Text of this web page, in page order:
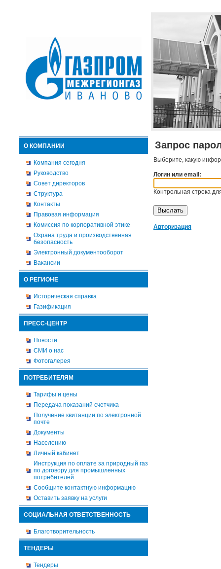
О КОМПАНИИ
Компания сегодня
Руководство
Совет директоров
Структура
Контакты
Правовая информация
Комиссия по корпоративной этике
Охрана труда и производственная
безопасность
Электронный документооборот
Вакансии
О РЕГИОНЕ
Историческая справка
Газификация
ПРЕСС-ЦЕНТР
Новости
СМИ о нас
Фотогалерея
ПОТРЕБИТЕЛЯМ
Тарифы и цены
Передача показаний счетчика
Получение квитанции по электронной
почте
Документы
Населению
Личный кабинет
Инструкция по оплате за природный газ
по договору для промышленных
потребителей
Сообщите контактную информацию
Оставить заявку на услуги
СОЦИАЛЬНАЯ ОТВЕТСТВЕННОСТЬ
Благотворительность
ТЕНДЕРЫ
Тендеры
Запрос
Выберите, какую
Логин или email:
Контрольная строка
Авторизация